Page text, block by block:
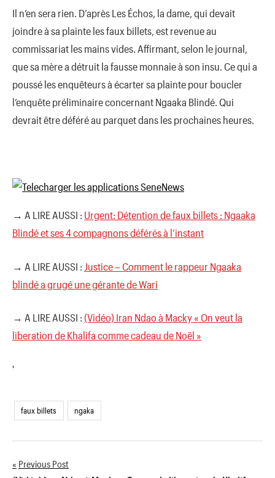
Il n’en sera rien. D’après Les Échos, la dame, qui devait
joindre à sa plainte les faux billets, est revenue au
commissariat les mains vides. Affirmant, selon le journal,
que sa mère a détruit la fausse monnaie à son insu. Ce qui a
poussé les enquêteurs à écarter sa plainte pour boucler
l’enquête préliminaire concernant Ngaaka Blindé. Qui
devrait être déféré au parquet dans les prochaines heures.
→ A LIRE AUSSI : Urgent: Détention de faux billets : Ngaaka
Blindé et ses 4 compagnons déférés à l’instant
→ A LIRE AUSSI : Justice – Comment le rappeur Ngaaka
blindé a grugé une gérante de Wari
→ A LIRE AUSSI : (Vidéo) Iran Ndao à Macky « On veut la
liberation de Khalifa comme cadeau de Noël »
'
faux billets ngaka
Previous Post